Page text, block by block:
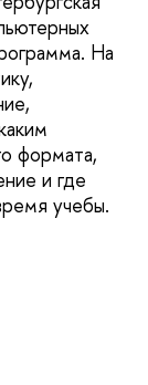
На
формата,
и где
учебы.